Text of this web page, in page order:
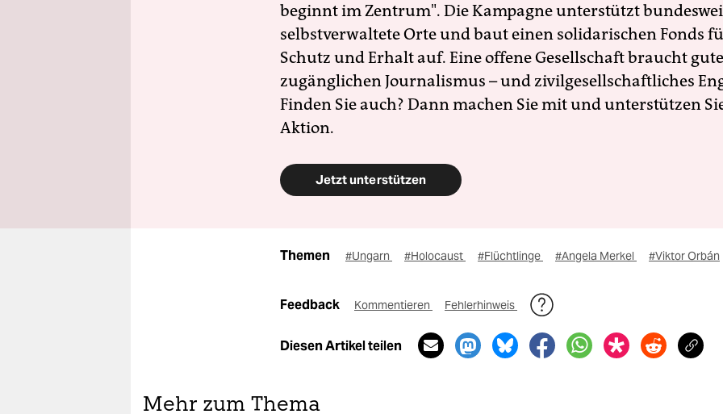
beginnt im Zentrum". Die Kampagne unterstützt
selbstverwaltete Orte und baut einen solidarischen Fonds
Schutz und Erhalt auf. Eine offene Gesellschaft braucht
zugänglichen Journalismus – und zivilgesellschaftliches
Finden Sie auch? Dann machen Sie mit und unterstützen
Aktion.
Jetzt unterstützen
Themen #Ungarn #Holocaust #Flüchtlinge #Angela Merkel #Viktor Orbán
Feedback Kommentieren Fehlerhinweis
Diesen Artikel teilen
Mehr zum Thema